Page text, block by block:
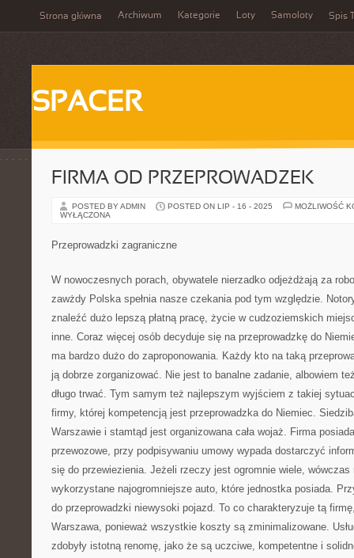
Strona główna Archiwum Kategorie Loty Samoloty Spis
SPACER
FIRMA OD PRZEPROWADZEK
POSTED BY ADMIN POSTED ON LIP - 16 - 2025
MOŻLIWOŚĆ
WYŁĄCZONA
Przeprowadzki zagraniczne
W nowoczesnych porach, obywatele nierzadko odjeżdżają za
zawżdy Polska spełnia nasze czekania pod tym względzie.
znaleźć dużo lepszą płatną pracę, życie w cudzoziemskich
inne. Coraz więcej osób decyduje się na przeprowadzkę do
ma bardzo dużo do zaproponowania. Każdy kto na taką
ją dobrze zorganizować. Nie jest to banalne zadanie, albowiem
długo trwać. Tym samym też najlepszym wyjściem z takiej
firmy, której kompetencją jest przeprowadzka do Niemiec.
Warszawie i stamtąd jest organizowana cała wojaż. Firma
przewozowe, przy podpisywaniu umowy wypada dostarczyć
się do przewiezienia. Jeżeli rzeczy jest ogromnie wiele, wówczas
wykorzystane najogromniejsze auto, które jednostka posiada.
do przeprowadzki niewysoki pojazd. To co charakteryzuje tą
Warszawa, ponieważ wszystkie koszty są zminimalizowane.
zdobyły istotną renomę, jako że są uczciwe, kompetentne i